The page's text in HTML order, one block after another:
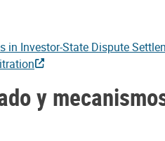
in Investor-State Dispute
y